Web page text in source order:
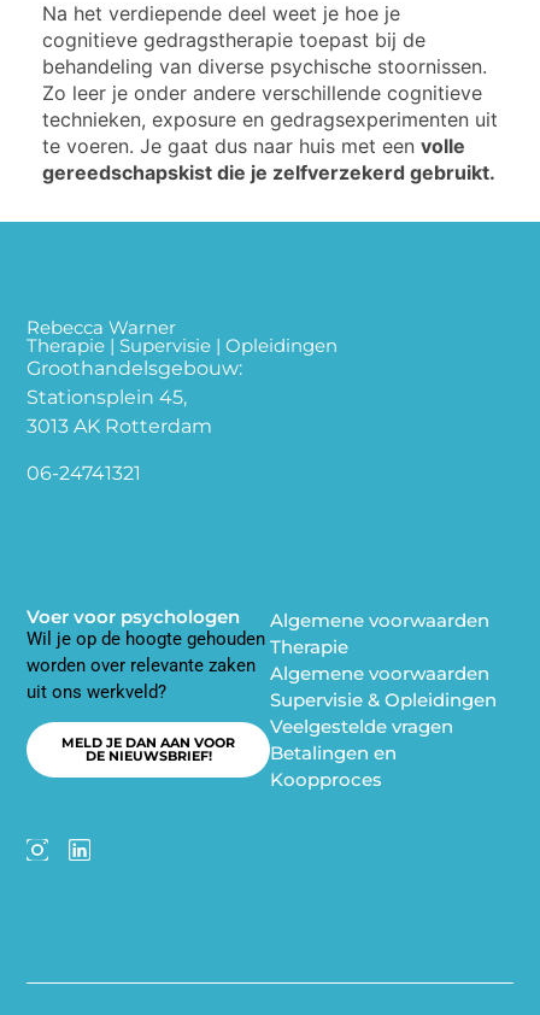
Na het verdiepende deel weet je hoe je
cognitieve gedragstherapie toepast bij de
behandeling van diverse psychische stoornissen.
Zo leer je onder andere verschillende cognitieve
technieken, exposure en gedragsexperimenten uit
te voeren. Je gaat dus naar huis met een volle
gereedschapskist die je zelfverzekerd gebruikt.
Rebecca Warner
Therapie | Supervisie | Opleidingen
Groothandelsgebouw:
Stationsplein 45,
3013 AK Rotterdam
06-24741321
Algemene voorwaarden
Therapie
Algemene voorwaarden
Supervisie & Opleidingen
Veelgestelde vragen
Betalingen en
Koopproces
Voer voor psychologen
Wil je op de hoogte gehouden
worden over relevante zaken
uit ons werkveld?
MELD JE DAN AAN VOOR
DE NIEUWSBRIEF!